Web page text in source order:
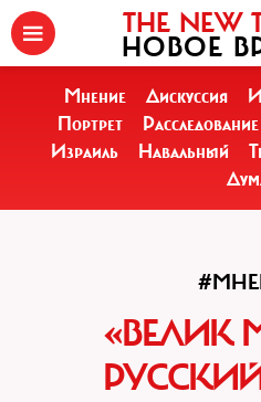
THE NEW
НОВОЕ
Мнение Дискуссия
Портрет
Расследование
Израиль
Навальный
«ВЕЛИК